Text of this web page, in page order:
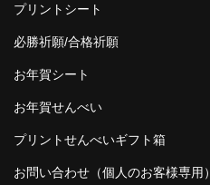
プリントシート
必勝祈願/合格祈願
お年賀シート
お年賀せんべい
プリントせんべいギフト箱
お問い合わせ（個人のお客様専用）